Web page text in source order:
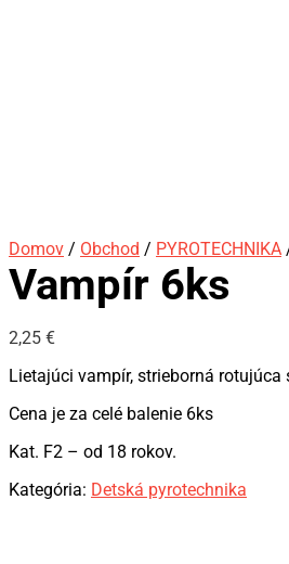
Domov / Obchod / PYROTECHNIKA
Vampír 6ks
2,25 €
Lietajúci vampír, strieborná
Cena je za celé balenie 6ks
Kat. F2 – od 18 rokov.
Kategória: Detská pyrotechnika